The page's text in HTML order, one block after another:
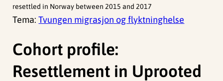
resettled in Norway between 2015 and 2017
Tema:Tvungen migrasjon og flyktninghelse
Cohort profile:
Resettlement in Uprooted